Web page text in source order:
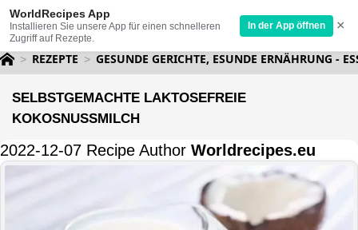
WorldRecipes App
Installieren Sie unsere App für einen schnelleren
Zugriff auf Rezepte.
In der App öffnen ×
REZEPTE GESUNDE GERICHTE, ESUNDE ERNÄHRUNG -
SELBSTGEMACHTE LAKTOSEFREIE
KOKOSNUSSMILCH
2022-12-07 Recipe Author Worldrecipes.eu